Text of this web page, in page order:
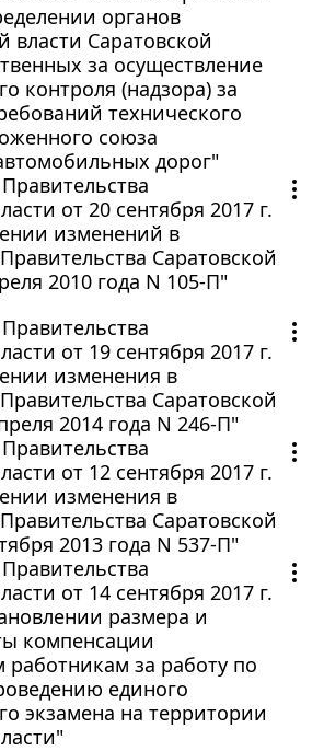
органов
власти Саратовской
за осуществление
контроля (надзора) за
технического
союза
дорог"
от 20 сентября 2017 г.
изменений в
Саратовской
2010 года N 105-П"
от 19 сентября 2017 г.
изменения в
Саратовской
2014 года N 246-П"
от 12 сентября 2017 г.
изменения в
Саратовской
2013 года N 537-П"
от 14 сентября 2017 г.
размера и
компенсации
работникам за работу по
единого
экзамена на территории